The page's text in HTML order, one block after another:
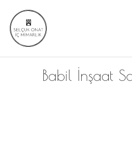
Babil İnşaat